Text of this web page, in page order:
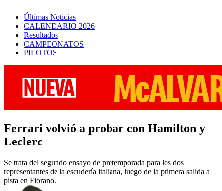
Últimas Noticias
CALENDARIO 2026
Resultados
CAMPEONATOS
PILOTOS
Ferrari volvió a probar con Hamilton y
Leclerc
Se trata del segundo ensayo de pretemporada para los dos
representantes de la escudería italiana, luego de la primera salida a
pista en Fiorano.